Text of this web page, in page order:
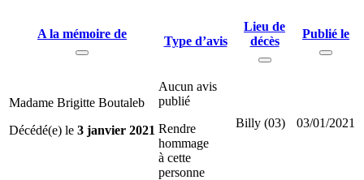
A la mémoire de
Type d’avis
Lieu de
décès
Publié le
Madame Brigitte Boutaleb
Décédé(e) le 3 janvier 2021
Aucun avis
publié
Rendre
hommage
à cette
personne
Billy (03) 03/01/2021